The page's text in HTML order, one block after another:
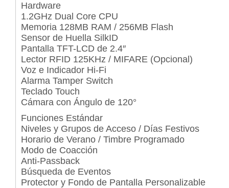
Hardware
1.2GHz Dual Core CPU
Memoria 128MB RAM / 256MB Flash
Sensor de Huella SilkID
Pantalla TFT-LCD de 2.4″
Lector RFID 125KHz / MIFARE (Opcional)
Voz e Indicador Hi-Fi
Alarma Tamper Switch
Teclado Touch
Cámara con Ángulo de 120°
Funciones Estándar
Niveles y Grupos de Acceso / Días Festivos
Horario de Verano / Timbre Programado
Modo de Coacción
Anti-Passback
Búsqueda de Eventos
Protector y Fondo de Pantalla Personalizable